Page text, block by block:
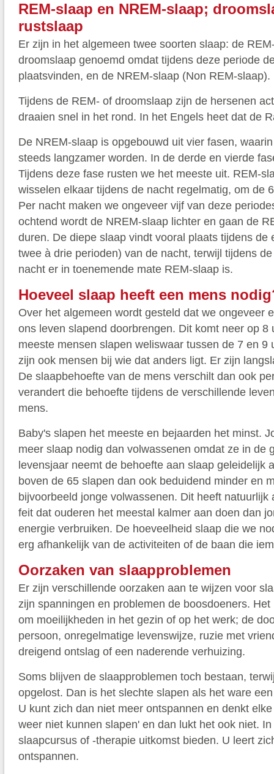
REM-slaap en NREM-slaap;
rustslaap
Er zijn in het algemeen twee soorten slaap: de
droomslaap genoemd omdat tijdens deze periode
plaatsvinden, en de NREM-slaap (Non REM-slaap).
Tijdens de REM- of droomslaap zijn de hersenen
draaien snel in het rond. In het Engels heet dat de
De NREM-slaap is opgebouwd uit vier fasen,
steeds langzamer worden. In de derde en vierde
Tijdens deze fase rusten we het meeste uit. REM-
wisselen elkaar tijdens de nacht regelmatig, om de
Per nacht maken we ongeveer vijf van deze
ochtend wordt de NREM-slaap lichter en gaan de
duren. De diepe slaap vindt vooral plaats tijdens de
twee à drie perioden) van de nacht, terwijl tijdens
nacht er in toenemende mate REM-slaap is.
Hoeveel slaap heeft een mens
Over het algemeen wordt gesteld dat we ongeveer
ons leven slapend doorbrengen. Dit komt neer op 8
meeste mensen slapen weliswaar tussen de 7 en 9
zijn ook mensen bij wie dat anders ligt. Er zijn
De slaapbehoefte van de mens verschilt dan ook
verandert die behoefte tijdens de verschillende
mens.
Baby's slapen het meeste en bejaarden het minst.
meer slaap nodig dan volwassenen omdat ze in de
levensjaar neemt de behoefte aan slaap geleidelijk
boven de 65 slapen dan ook beduidend minder en
bijvoorbeeld jonge volwassenen. Dit heeft natuurlijk
feit dat ouderen het meestal kalmer aan doen dan
energie verbruiken. De hoeveelheid slaap die we
erg afhankelijk van de activiteiten of de baan die
Oorzaken van slaapproblemen
Er zijn verschillende oorzaken aan te wijzen voor
zijn spanningen en problemen de boosdoeners.
om moeilijkheden in het gezin of op het werk; de
persoon, onregelmatige levenswijze, ruzie met
dreigend ontslag of een naderende verhuizing.
Soms blijven de slaapproblemen toch bestaan,
opgelost. Dan is het slechte slapen als het ware
U kunt zich dan niet meer ontspannen en denkt
weer niet kunnen slapen' en dan lukt het ook niet.
slaapcursus of -therapie uitkomst bieden. U leert
ontspannen.